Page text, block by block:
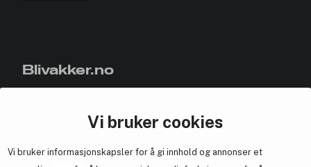
Vi bruker cookies
Vi bruker informasjonskapsler for å gi innhold og annonser et
Blivakker.no
Bli medlem helt gratis - få poeng og eksklusive rabattkoder.
Samarbeid med oss